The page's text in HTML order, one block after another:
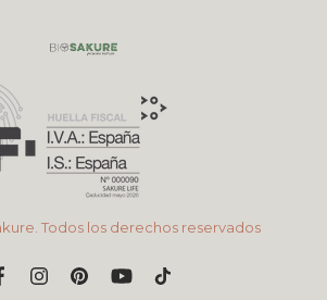
Todos los derechos reservados